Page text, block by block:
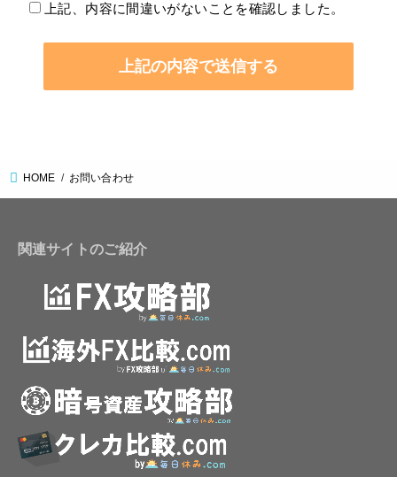
上記、内容に間違いがないことを確認しました。
HOME お問い合わせ
関連サイトのご紹介